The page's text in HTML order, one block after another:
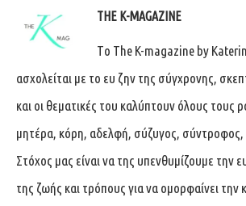
THE K-MAGAZINE
Tο The K-magazine by
ασχολείται με το ευ ζην της σύγχρονης,
και οι θεματικές του καλύπτουν όλους τους
μητέρα, κόρη, αδελφή, σύζυγος, σύντροφος,
Στόχος μας είναι να της υπενθυμίζουμε την
της ζωής και τρόπους για να ομορφαίνει την